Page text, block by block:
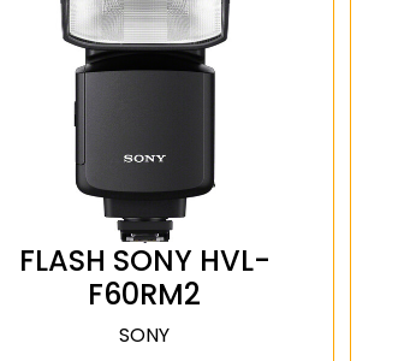
FLASH SONY HVL-
F60RM2
SONY